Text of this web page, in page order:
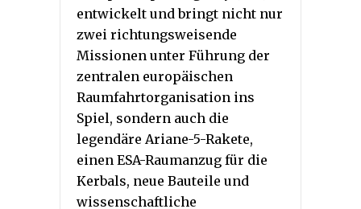
entwickelt und bringt nicht nur
zwei richtungsweisende
Missionen unter Führung der
zentralen europäischen
Raumfahrtorganisation ins
Spiel, sondern auch die
legendäre Ariane-5-Rakete,
einen ESA-Raumanzug für die
Kerbals, neue Bauteile und
wissenschaftliche